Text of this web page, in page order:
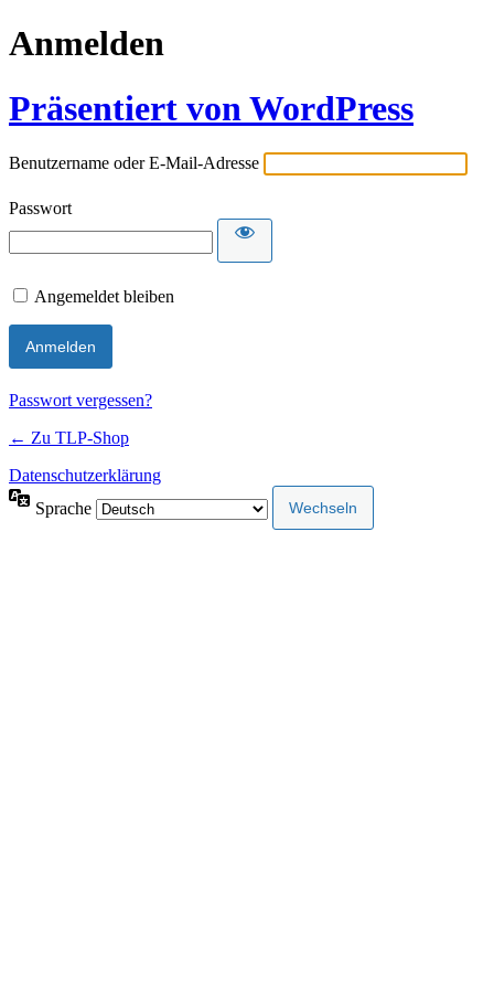
Anmelden
Präsentiert von WordPress
Benutzername oder E-Mail-Adresse
Passwort
Angemeldet bleiben
Passwort vergessen?
← Zu TLP-Shop
Datenschutzerklärung
Sprache